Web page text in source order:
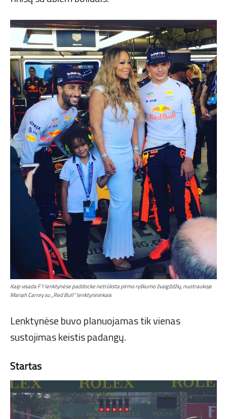
Kaip visada F1 lenktynėse paddocke netrūksta pirmo ryškumo žvaigždžių, nuotraukoje
Mariah Carrey su „Red Bull” lenktynininkais
Lenktynėse buvo planuojamas tik vienas
sustojimas keistis padangų.
Startas